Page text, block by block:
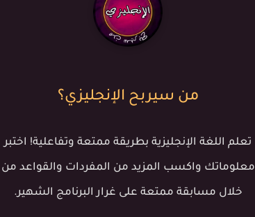
من سيربح الإنجليزي؟
تعلم اللغة الإنجليزية بطريقة ممتعة وتفاعلية! اختبر
معلوماتك واكسب المزيد من المفردات والقواعد من
خلال مسابقة ممتعة على غرار البرنامج الشهير.